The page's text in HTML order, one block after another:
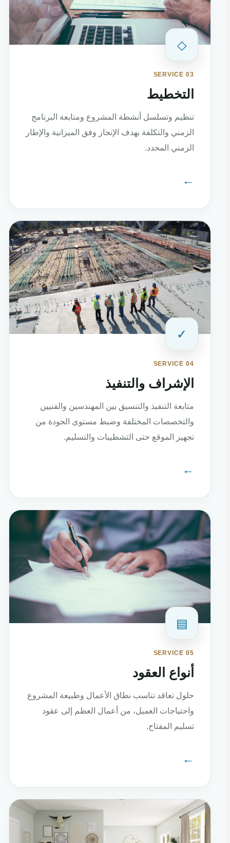
◇
SERVICE 03
التخطيط
تنظيم وتسلسل أنشطة المشروع ومتابعة البرنامج
الزمني والتكلفة بهدف الإنجاز وفق الميزانية والإطار
الزمني المحدد.
←
✓
SERVICE 04
الإشراف والتنفيذ
متابعة التنفيذ والتنسيق بين المهندسين والفنيين
والتخصصات المختلفة وضبط مستوى الجودة من
تجهيز الموقع حتى التشطيبات والتسليم.
←
▤
SERVICE 05
أنواع العقود
حلول تعاقد تناسب نطاق الأعمال وطبيعة المشروع
واحتياجات العميل، من أعمال العظم إلى عقود
تسليم المفتاح.
←